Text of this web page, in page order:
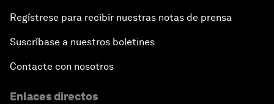
Regístrese para recibir nuestras notas de prensa
Suscríbase a nuestros boletines
Contacte con nosotros
Enlaces directos